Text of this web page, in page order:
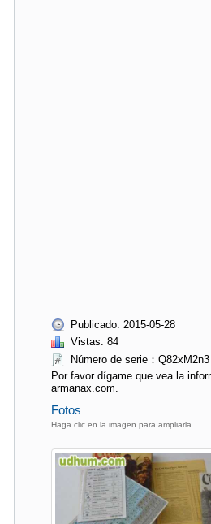
Publicado: 2015-05-28
Vistas: 84
Número de serie：Q82xM2n3
Por favor dígame que vea la
armanax.com.
Fotos
Haga clic en la imagen para ampliarla